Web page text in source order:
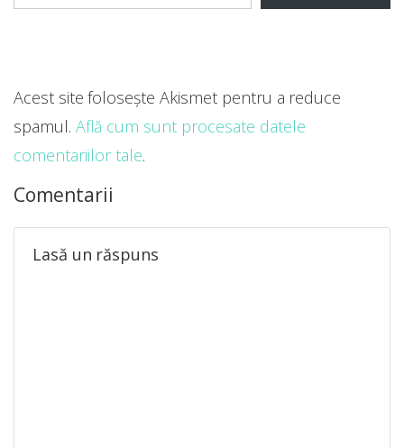
Comentarii
Lasă un răspuns
Acest site folosește Akismet pentru a reduce
spamul. Află cum sunt procesate datele
comentariilor tale.